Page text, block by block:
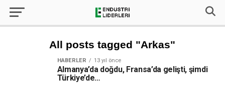
All posts tagged "Arkas"
HABERLER 13 yıl önce
Almanya’da doğdu, Fransa’da gelişti, şimdi
Türkiye’de…